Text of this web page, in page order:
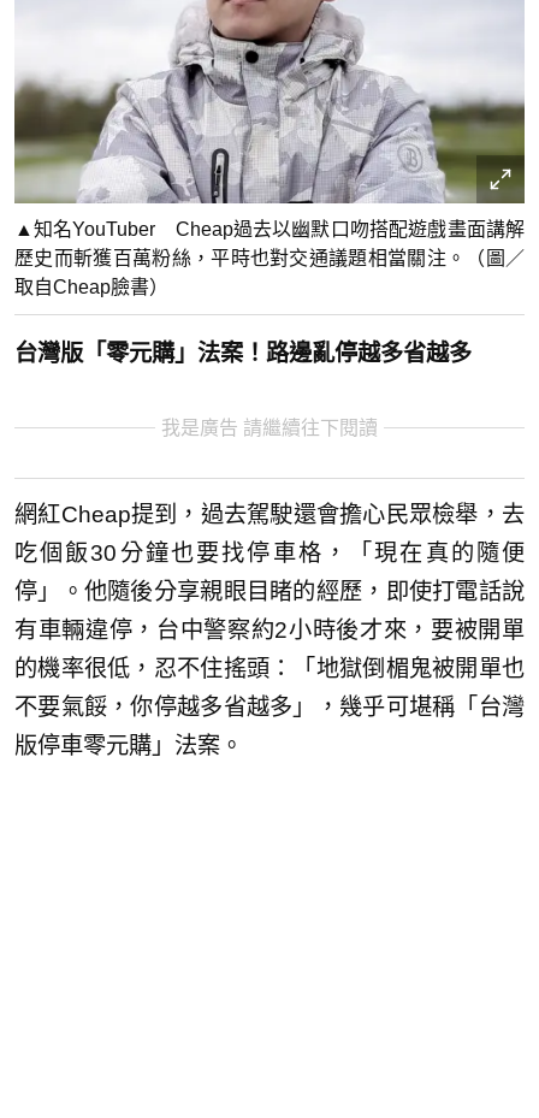
▲知名YouTuber Cheap過去以幽默口吻搭配遊戲畫面講解
歷史而斬獲百萬粉絲，平時也對交通議題相當關注。（圖／
取自Cheap臉書）
台灣版「零元購」法案！路邊亂停越多省越多
我是廣告 請繼續往下閱讀
網紅Cheap提到，過去駕駛還會擔心民眾檢舉，去
吃個飯30分鐘也要找停車格，「現在真的隨便
停」。他隨後分享親眼目睹的經歷，即使打電話說
有車輛違停，台中警察約2小時後才來，要被開單
的機率很低，忍不住搖頭：「地獄倒楣鬼被開單也
不要氣餒，你停越多省越多」，幾乎可堪稱「台灣
版停車零元購」法案。